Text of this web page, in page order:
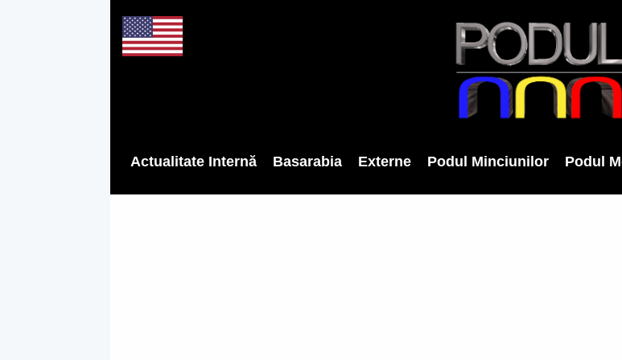
Actualitate Internă Basarabia Externe Podul Minciunilor Podul